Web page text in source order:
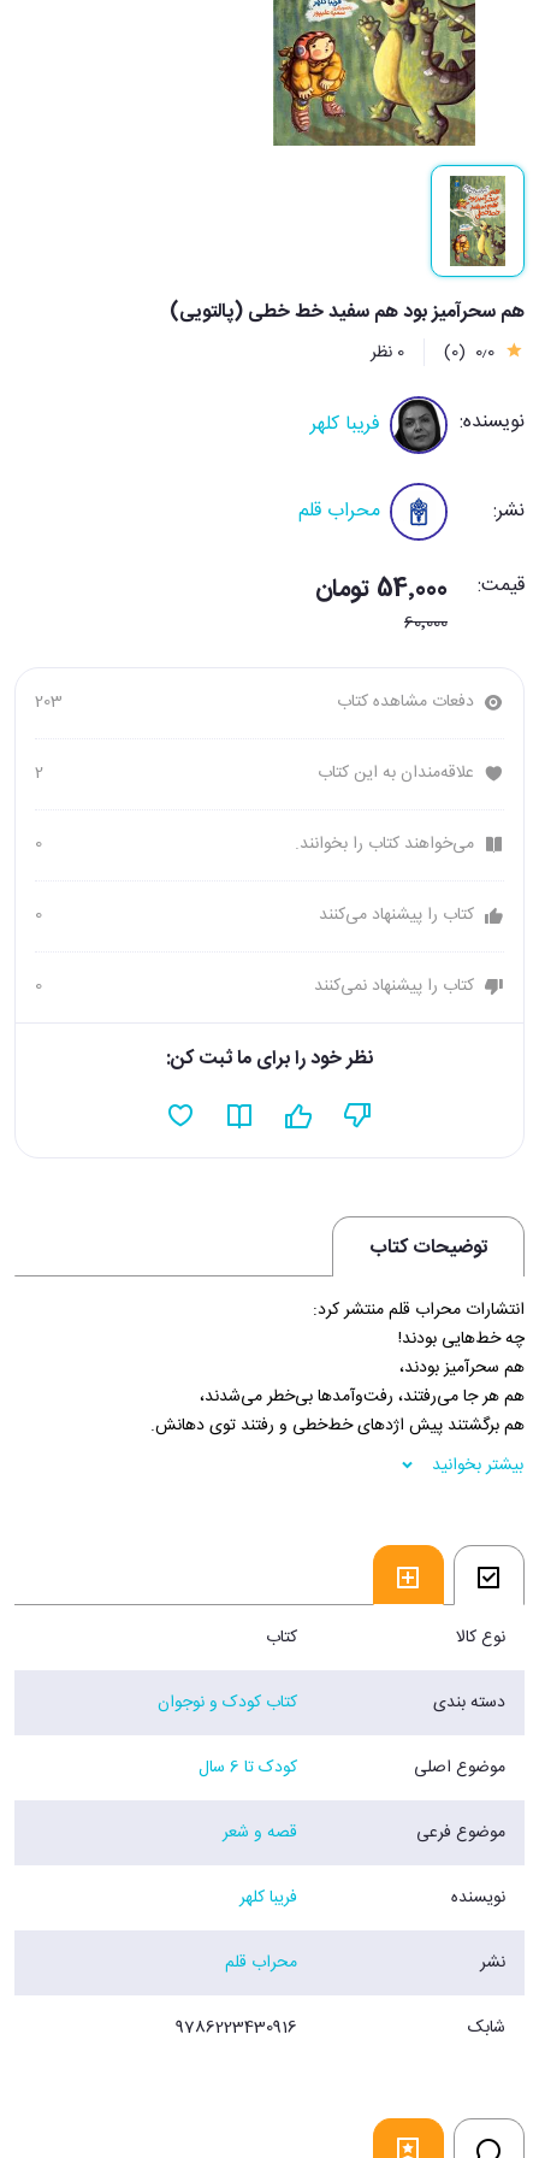
هم سحرآمیز بود هم سفید خط خطی (پالتویی)
0٫0 (0) 0 نظر
نویسنده: فریبا کلهر
نشر: محراب قلم
قیمت: 54٬000 تومان
60٬000
دفعات مشاهده کتاب 203
علاقه‌مندان به این کتاب 2
می‌خواهند کتاب را بخوانند. 0
کتاب را پیشنهاد می‌کنند 0
کتاب را پیشنهاد نمی‌کنند 0
نظر خود را برای ما ثبت کن:
توضیحات کتاب
انتشارات محراب قلم منتشر کرد:
چه خط‌هایی بودند!
هم سحرآمیز بودند،
هم هر جا می‌رفتند، رفت‌وآمدها بی‌خطر می‌شدند،
هم برگشتند پیش اژدهای خط‌خطی و رفتند توی دهانش.
فروشگاه اینترنتی 30بوک
بیشتر بخوانید
نوع کالا کتاب
دسته بندی کتاب کودک و نوجوان
موضوع اصلی کودک تا 6 سال
موضوع فرعی قصه و شعر
نویسنده فریبا کلهر
نشر محراب قلم
شابک 9786223430916